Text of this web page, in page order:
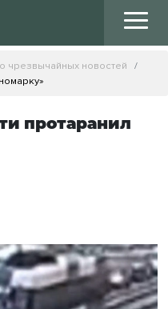
чрезвычайных новостей
протаранил